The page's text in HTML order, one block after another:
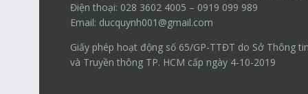
Điện thoại: 028 3602 4005 – 0919 099 989
Email: ducquynh001@gmail.com
Giấy phép hoạt động số 65/GP-TTĐT do Sở Thông
và Truyền thông TP. HCM cấp ngày 4-10-2019